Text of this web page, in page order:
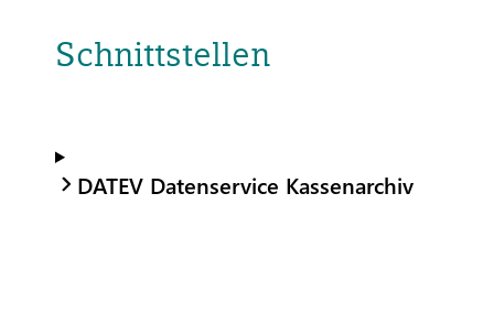
Schnittstellen
DATEV Datenservice Kassenarchiv